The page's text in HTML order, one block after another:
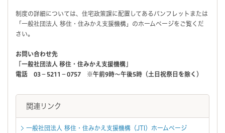
制度の詳細については、住宅政策課に配置してあるパンフレットまたは
「一般社団法人 移住・住みかえ支援機構」のホームページをご覧くだ
さい。
お問い合わせ先
「一般社団法人 移住・住みかえ支援機構」
電話 03－5211－0757 ※午前9時～午後5時（土日祝祭日を除く）
関連リンク
一般社団法人 移住・住みかえ支援機構（JTI）ホームページ